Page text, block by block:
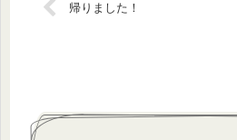
帰りました！